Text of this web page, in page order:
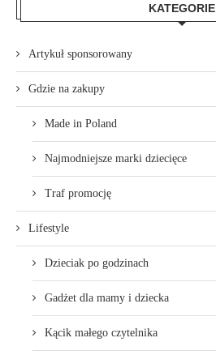
KATEGORIE
Artykuł sponsorowany
Gdzie na zakupy
Made in Poland
Najmodniejsze marki dziecięce
Traf promocję
Lifestyle
Dzieciak po godzinach
Gadżet dla mamy i dziecka
Kącik małego czytelnika